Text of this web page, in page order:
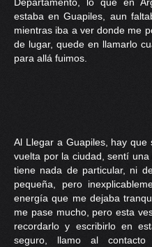
estaba en Guapiles, aun
mientras iba a ver donde me
de lugar, quede en llamarlo
para allá fuimos.
Al Llegar a Guapiles, hay
vuelta por la ciudad, sentí
tiene nada de particular, ni
pequeña, pero
energía que me dejaba
me pase mucho, pero esta
recordarlo y escribirlo en
seguro, llamo al